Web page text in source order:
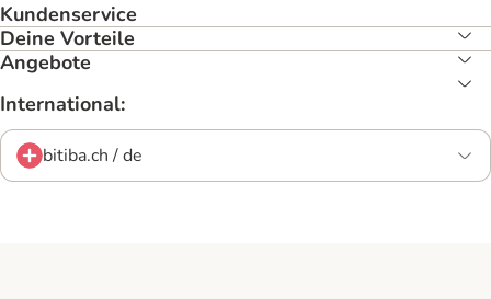
Kundenservice
Deine Vorteile
Angebote
International:
bitiba.ch / de